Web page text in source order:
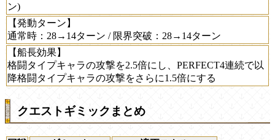
ン)
【発動ターン】
通常時：28→14ターン / 限界突破：28→14ターン
【船長効果】
格闘タイプキャラの攻撃を2.5倍にし、PERFECT4連続で以
降格闘タイプキャラの攻撃をさらに1.5倍にする
クエストギミックまとめ